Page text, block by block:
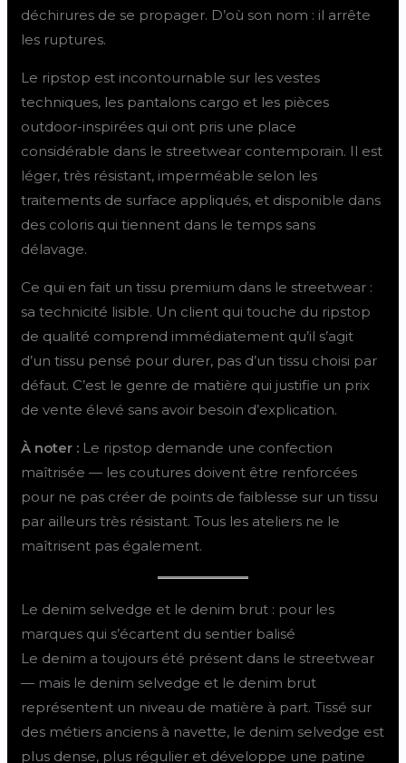
déchirures de se propager. D’où son nom : il arrête
les ruptures.
Le ripstop est incontournable sur les vestes
techniques, les pantalons cargo et les pièces
outdoor-inspirées qui ont pris une place
considérable dans le streetwear contemporain. Il est
léger, très résistant, imperméable selon les
traitements de surface appliqués, et disponible dans
des coloris qui tiennent dans le temps sans
délavage.
Ce qui en fait un tissu premium dans le streetwear :
sa technicité lisible. Un client qui touche du ripstop
de qualité comprend immédiatement qu’il s’agit
d’un tissu pensé pour durer, pas d’un tissu choisi par
défaut. C’est le genre de matière qui justifie un prix
de vente élevé sans avoir besoin d’explication.
À noter : Le ripstop demande une confection
maîtrisée — les coutures doivent être renforcées
pour ne pas créer de points de faiblesse sur un tissu
par ailleurs très résistant. Tous les ateliers ne le
maîtrisent pas également.
Le denim selvedge et le denim brut : pour les
marques qui s’écartent du sentier balisé
Le denim a toujours été présent dans le streetwear
— mais le denim selvedge et le denim brut
représentent un niveau de matière à part. Tissé sur
des métiers anciens à navette, le denim selvedge est
plus dense, plus régulier et développe une patine